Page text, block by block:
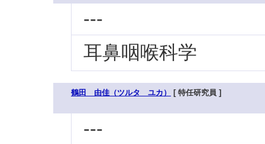
---
耳鼻咽喉科学
鶴田 由佳（ツルタ ユカ） [ 特任研究員 ]
---